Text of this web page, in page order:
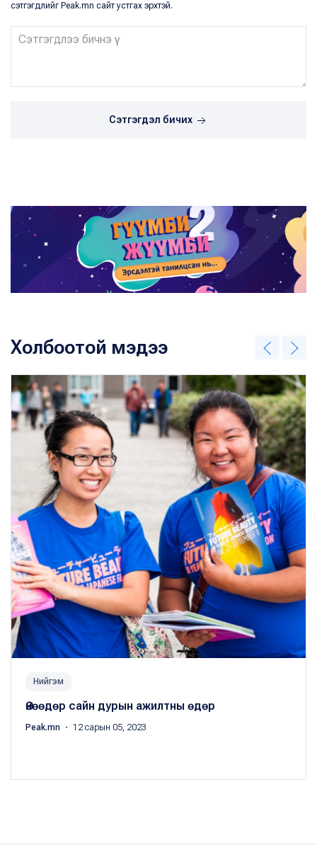
сэтгэгдлийг Peak.mn сайт устгах эрхтэй.
Сэтгэгдэл бичих
Холбоотой мэдээ
Нийгэм
Өнөөдөр сайн дурын ажилтны өдөр
Peak.mn ・ 12 сарын 05, 2023